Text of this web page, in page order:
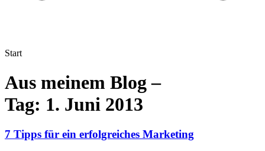
Start
Aus meinem Blog –
Tag: 1. Juni 2013
7 Tipps für ein erfolgreiches Marketing